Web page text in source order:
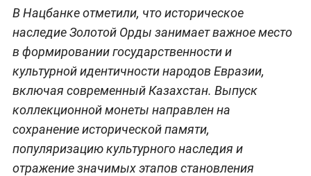
В Нацбанке отметили, что историческое
наследие Золотой Орды занимает важное место
в формировании государственности и
культурной идентичности народов Евразии,
включая современный Казахстан. Выпуск
коллекционной монеты направлен на
сохранение исторической памяти,
популяризацию культурного наследия и
отражение значимых этапов становления